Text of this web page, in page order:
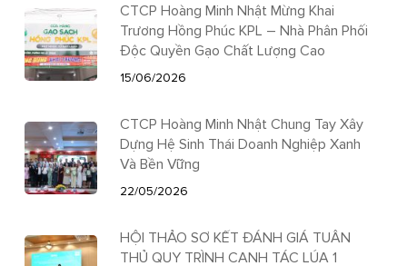
CTCP Hoàng Minh Nhật Mừng Khai
Trương Hồng Phúc KPL – Nhà Phân Phối
Độc Quyền Gạo Chất Lượng Cao
15/06/2026
CTCP Hoàng Minh Nhật Chung Tay Xây
Dựng Hệ Sinh Thái Doanh Nghiệp Xanh
Và Bền Vững
22/05/2026
HỘI THẢO SƠ KẾT ĐÁNH GIÁ TUÂN
THỦ QUY TRÌNH CANH TÁC LÚA 1